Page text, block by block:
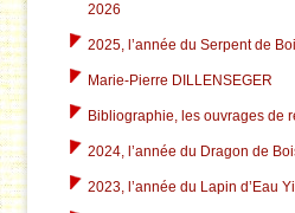
2026
2025, l’année du Serpent de
Marie-Pierre DILLENSEGER
Bibliographie, les ouvrages de
2024, l’année du Dragon de
2023, l’année du Lapin d’Eau